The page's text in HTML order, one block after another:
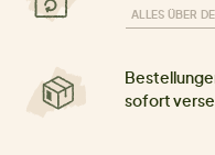
ALLES ÜBER
sofort